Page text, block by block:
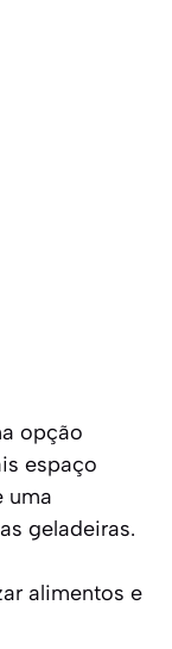
opção
espaço
uma
geladeiras.
alimentos e